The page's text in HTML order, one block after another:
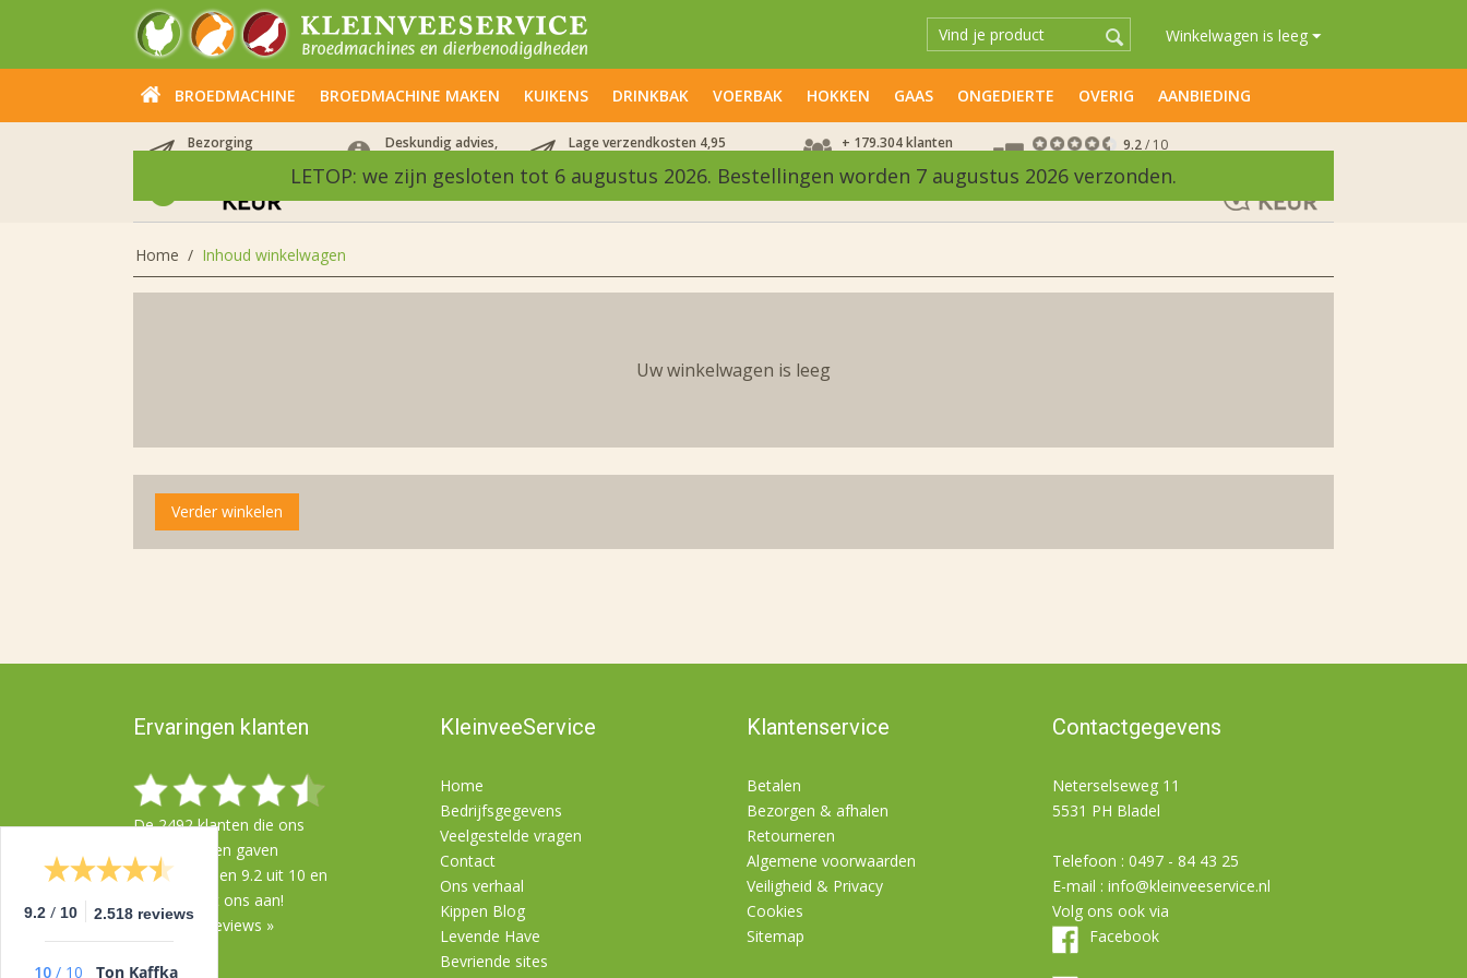
Winkelwagen is leeg
BROEDMACHINE BROEDMACHINE MAKEN KUIKENS DRINKBAK VOERBAK HOKKEN GAAS ONGEDIERTE OVERIG AANBIEDING
Bezorging
Deskundig advies,
Lage verzendkosten 4,95
+ 179.304 klanten
9.2/ 10
LETOP: we zijn gesloten tot 6 augustus 2026. Bestellingen worden 7 augustus 2026 verzonden.
Home / Inhoud winkelwagen
Uw winkelwagen is leeg
Verder winkelen
Ervaringen klanten
De2492klanten die ons
beoordeelden gaven
gemiddeld een 9.2 uit 10 en
98% beveelt ons aan!
Bekijk alle reviews »
KleinveeService
Home
Bedrijfsgegevens
Veelgestelde vragen
Contact
Ons verhaal
Kippen Blog
Levende Have
Bevriende sites
Klantenservice
Betalen
Bezorgen & afhalen
Retourneren
Algemene voorwaarden
Veiligheid & Privacy
Cookies
Sitemap
Contactgegevens
Neterselseweg 11
5531 PH Bladel
Telefoon : 0497 - 84 43 25
E-mail :info@kleinveeservice.nl
Volg ons ook via
Facebook
9.2 / 10 2.518 reviews
10 / 10 Ton Kaffka